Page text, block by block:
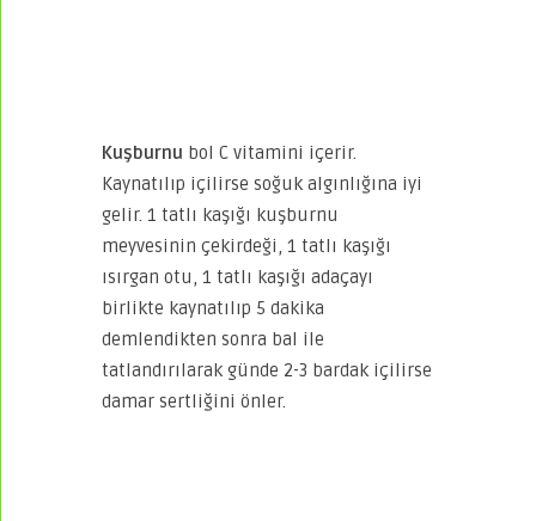
Kuşburnu bol C vitamini içerir.
Kaynatılıp içilirse soğuk algınlığına iyi
gelir. 1 tatlı kaşığı kuşburnu
meyvesinin çekirdeği, 1 tatlı kaşığı
ısırgan otu, 1 tatlı kaşığı adaçayı
birlikte kaynatılıp 5 dakika
demlendikten sonra bal ile
tatlandırılarak günde 2-3 bardak içilirse
damar sertliğini önler.